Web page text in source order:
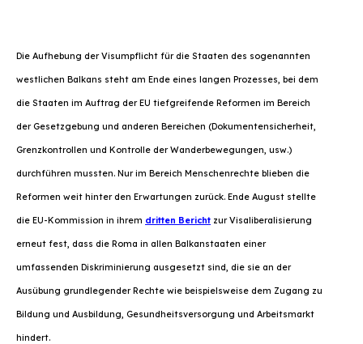
Die Aufhebung der Visumpflicht für die Staaten des sogenannten
westlichen Balkans steht am Ende eines langen Prozesses, bei dem
die Staaten im Auftrag der EU tiefgreifende Reformen im Bereich
der Gesetzgebung und anderen Bereichen (Dokumentensicherheit,
Grenzkontrollen und Kontrolle der Wanderbewegungen, usw.)
durchführen mussten. Nur im Bereich Menschenrechte blieben die
Reformen weit hinter den Erwartungen zurück. Ende August stellte
die EU-Kommission in ihrem dritten Bericht zur Visaliberalisierung
erneut fest, dass die Roma in allen Balkanstaaten einer
umfassenden Diskriminierung ausgesetzt sind, die sie an der
Ausübung grundlegender Rechte wie beispielsweise dem Zugang zu
Bildung und Ausbildung, Gesundheitsversorgung und Arbeitsmarkt
hindert.